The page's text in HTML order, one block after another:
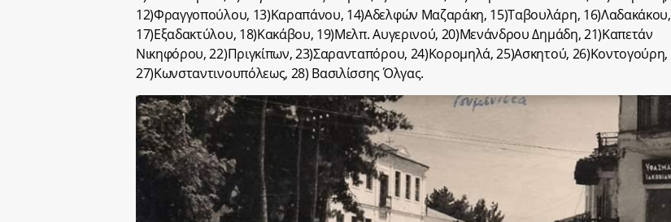
12)Φραγγοπούλου, 13)Καραπάνου, 14)Αδελφών Μαζαράκη, 15)Ταβουλάρη, 16)Λαδακάκου,
17)Εξαδακτύλου, 18)Κακάβου, 19)Μελπ. Αυγερινού, 20)Μενάνδρου Δημάδη, 21)Καπετάν
Νικηφόρου, 22)Πριγκίπων, 23)Σαρανταπόρου, 24)Κορομηλά, 25)Ασκητού, 26)Κοντογούρη,
27)Κωνσταντινουπόλεως, 28) Βασιλίσσης Όλγας.